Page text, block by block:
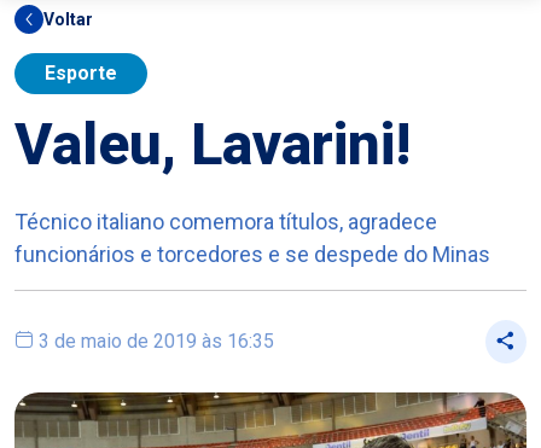
Voltar
Esporte
Valeu, Lavarini!
Técnico italiano comemora títulos, agradece
funcionários e torcedores e se despede do Minas
3 de maio de 2019 às 16:35